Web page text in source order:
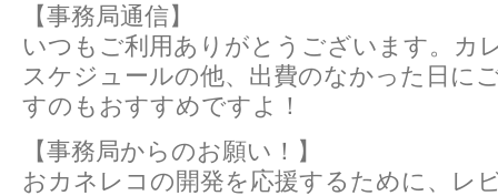
【事務局通信】
いつもご利用ありがとうございます。カ
スケジュールの他、出費のなかった日に
すのもおすすめですよ！
【事務局からのお願い！】
おカネレコの開発を応援するために、レ